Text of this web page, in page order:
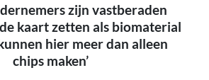
zijn vastberaden
kaart zetten als biomaterial
hier meer dan alleen
chips maken’